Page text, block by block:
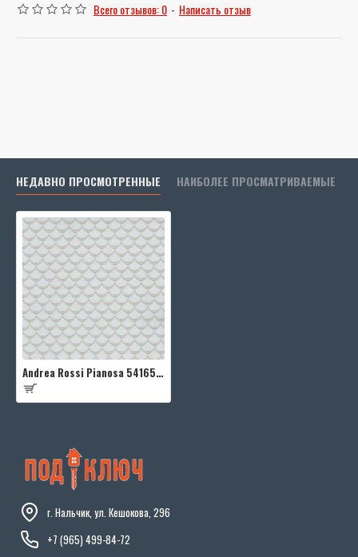
Всего отзывов: 0 - Написать отзыв
НЕДАВНО ПРОСМОТРЕННЫЕ НАИБОЛЕЕ ПРОСМАТРИВАЕМЫЕ
Andrea Rossi Pianosa 54165-4
г. Нальчик, ул. Кешокова, 296
+7 (965) 499-84-72